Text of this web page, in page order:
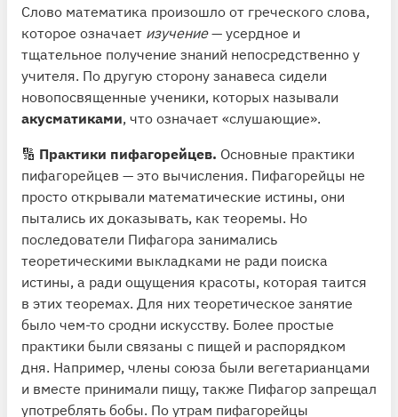
Слово математика произошло от греческого слова,
которое означает изучение— усердное и
тщательное получение знаний непосредственно у
учителя. По другую сторону занавеса сидели
новопосвященные ученики, которых называли
акусматиками, что означает «слушающие».
🔢 Практики пифагорейцев. Основные практики
пифагорейцев — это вычисления. Пифагорейцы не
просто открывали математические истины, они
пытались их доказывать, как теоремы. Но
последователи Пифагора занимались
теоретическими выкладками не ради поиска
истины, а ради ощущения красоты, которая таится
в этих теоремах. Для них теоретическое занятие
было чем-то сродни искусству. Более простые
практики были связаны с пищей и распорядком
дня. Например, члены союза были вегетарианцами
и вместе принимали пищу, также Пифагор запрещал
употреблять бобы. По утрам пифагорейцы